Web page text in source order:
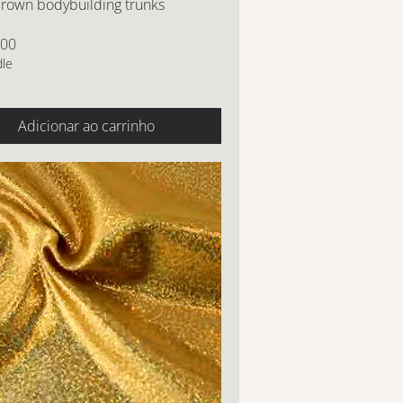
bodybuilding trunks
Adicionar ao carrinho